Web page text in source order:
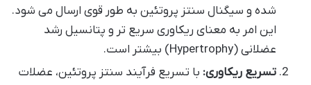
شده و سیگنال سنتز پروتئین به طور قوی ارسال می شود.
این امر به معنای ریکاوری سریع تر و پتانسیل رشد
عضلانی (Hypertrophy) بیشتر است.
تسریع ریکاوری: با تسریع فرآیند سنتز پروتئین، عضلات